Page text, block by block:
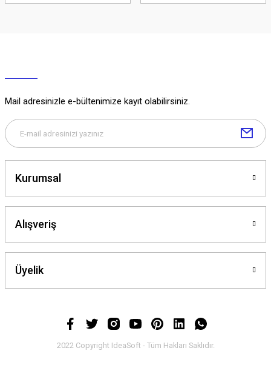
Mail adresinizle e-bültenimize kayıt olabilirsiniz.
Kurumsal
Alışveriş
Üyelik
2022 Copyright IdeaSoft - Tüm Hakları Saklıdır.